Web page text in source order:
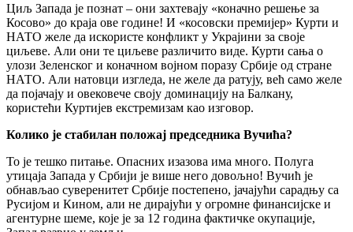
Циљ Запада је познат – они захтевају «коначно решење за
Косово» до краја ове године! И «косовски премијер» Курти и
НАТО желе да искористе конфликт у Украјини за своје
циљеве. Али они те циљеве различито виде. Курти сања о
улози Зеленског и коначном војном поразу Србије од стране
НАТО. Али натовци изгледа, не желе да ратују, већ само желе
да појачају и овековече своју доминацију на Балкану,
користећи Куртијев екстремизам као изговор.
Колико је стабилан положај председника Вучића?
То је тешко питање. Опасних изазова има много. Полуга
утицаја Запада у Србији је више него довољно! Вучић је
обнављао суверенитет Србије постепено, јачајући сарадњу са
Русијом и Кином, али не дирајући у огромне финансијске и
агентурне шеме, које је за 12 година фактичке окупације,